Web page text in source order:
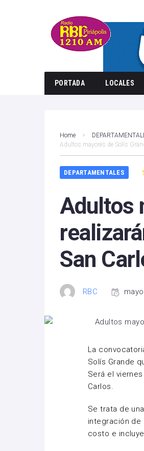
PORTADA LOCALES
Home
Adultos mayores de Solís
DEPARTAMENTALES
Adultos
San
RBC
La
Solís Grande
Será el
Carlos.
Se trata de
integración de
costo e